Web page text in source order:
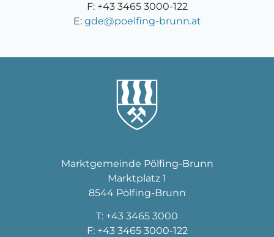
F: +43 3465 3000-122
E: gde@poelfing-brunn.at
Marktgemeinde Pölfing-Brunn
Marktplatz 1
8544 Pölfing-Brunn
T: +43 3465 3000
F: +43 3465 3000-122